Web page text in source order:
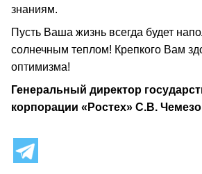
знаниям.
Пусть Ваша жизнь всегда будет
солнечным теплом! Крепкого Вам
оптимизма!
Генеральный директор
корпорации «Ростех» С.В.